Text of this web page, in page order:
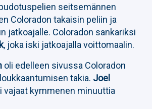
seitsemännen
Coloradon takaisin peliin ja
jatkoajalle. Coloradon sankariksi
, joka iski jatkoajalla voittomaalin.
oli edelleen sivussa Coloradon
takia. Joel
vajaat kymmenen minuuttia